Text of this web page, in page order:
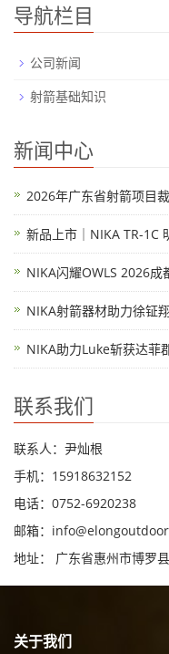
导航栏目
公司新闻
射箭基础知识
新闻中心
2026年广东省射箭项目
新品上市｜NIKA TR-1C
NIKA闪耀OWLS 2026成
NIKA射箭器材助力徐钲
NIKA助力Luke斩获达菲
联系我们
联系人：尹灿根
手机：15918632152
电话：0752-6920238
邮箱：
地址： 广东省惠州市博罗
关于我们